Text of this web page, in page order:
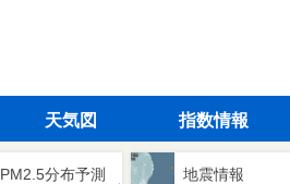
天気図 指数情報
PM2.5分布予測 地震情報